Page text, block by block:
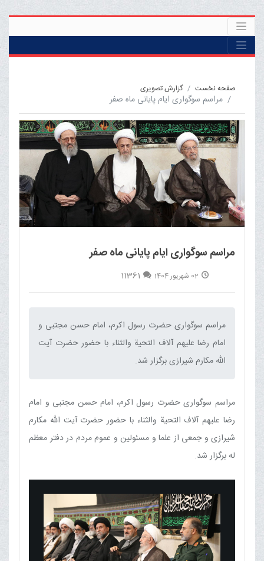
صفحه نخست گزارش تصویری
مراسم سوگواری ایام پایانی ماه صفر
مراسم سوگواری ایام پایانی ماه صفر
02 شهریور 1404 11361
مراسم سوگواری حضرت رسول اکرم، امام حسن مجتبی و
امام رضا علیهم آلاف التحیة والثناء با حضور حضرت آیت
الله مکارم شیرازی برگزار شد.‌
مراسم سوگواری حضرت رسول اکرم، امام حسن مجتبی و امام
رضا علیهم آلاف التحیة والثناء با حضور حضرت آیت الله مکارم
شیرازی و جمعی از علما و مسئولین و عموم مردم در دفتر معظم
له برگزار شد.